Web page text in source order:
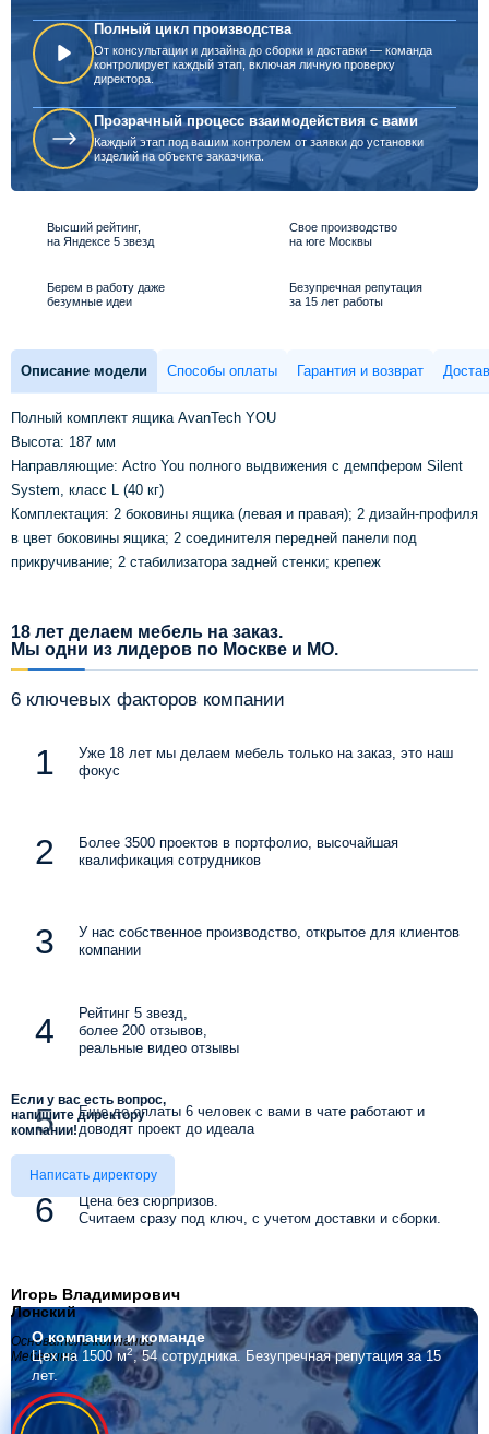
Полный цикл производства
От консультации и дизайна до сборки и доставки — команда
контролирует каждый этап, включая личную проверку
директора.
Прозрачный процесс взаимодействия с вами
Каждый этап под вашим контролем от заявки до установки
изделий на объекте заказчика.
Высший рейтинг,
на Яндексе 5 звезд
Свое производство
на юге Москвы
Берем в работу даже
безумные идеи
Безупречная репутация
за 15 лет работы
Описание модели Способы оплаты Гарантия и возврат
Полный комплект ящика AvanTech YOU
Высота: 187 мм
Направляющие: Actro You полного выдвижения с демпфером Silent
System, класс L (40 кг)
Комплектация: 2 боковины ящика (левая и правая); 2 дизайн-профиля
в цвет боковины ящика; 2 соединителя передней панели под
прикручивание; 2 стабилизатора задней стенки; крепеж
18 лет делаем мебель на заказ.
Мы одни из лидеров по Москве и МО.
6 ключевых факторов компании
Уже 18 лет мы делаем мебель только на заказ, это наш
фокус
Более 3500 проектов в портфолио, высочайшая
квалификация сотрудников
У нас собственное производство, открытое для клиентов
компании
Рейтинг 5 звезд,
более 200 отзывов,
реальные видео отзывы
Еще до оплаты 6 человек с вами в чате работают и
доводят проект до идеала
Цена без сюрпризов.
Считаем сразу под ключ, с учетом доставки и сборки.
Если у вас есть вопрос,
напишите директору
компании!
Написать директору
Игорь Владимирович
Лонский
Основатель компании
Мебелино
О компаниии команде
Цех на 1500 м2, 54 сотрудника. Безупречная репутация за 15
лет.